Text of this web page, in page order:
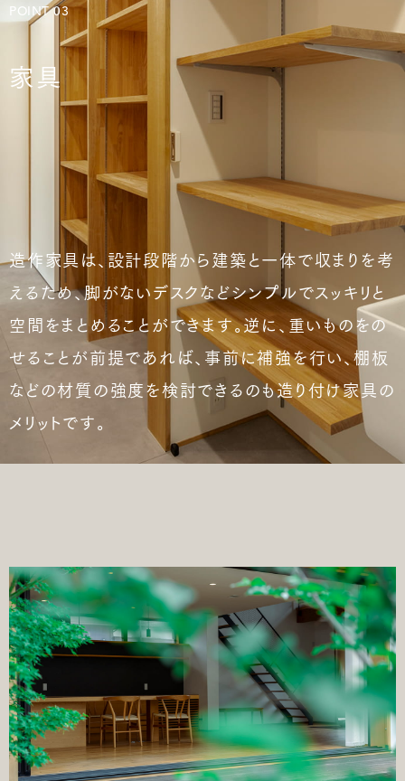
POINT 03
家具
造作家具は、設計段階から建築と一体で収まりを考
えるため、脚がないデスクなどシンプルでスッキリと
空間をまとめることができます。逆に、重いものをの
せることが前提であれば、事前に補強を行い、棚板
などの材質の強度を検討できるのも造り付け家具の
メリットです。